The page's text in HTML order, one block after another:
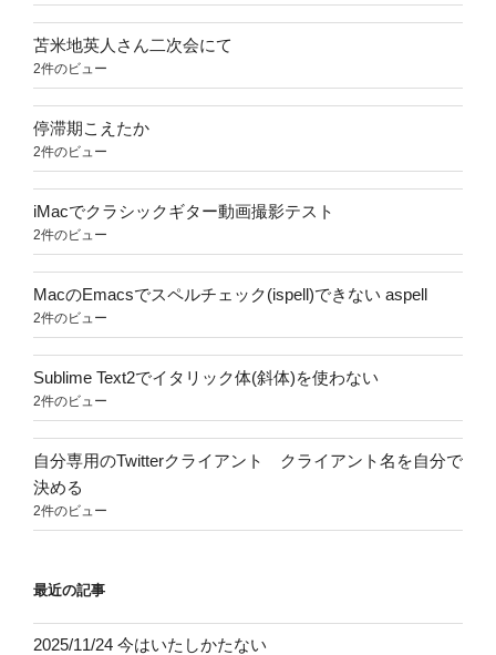
苫米地英人さん二次会にて
2件のビュー
停滞期こえたか
2件のビュー
iMacでクラシックギター動画撮影テスト
2件のビュー
MacのEmacsでスペルチェック(ispell)できない aspell
2件のビュー
Sublime Text2でイタリック体(斜体)を使わない
2件のビュー
自分専用のTwitterクライアント クライアント名を自分で
決める
2件のビュー
最近の記事
2025/11/24 今はいたしかたない